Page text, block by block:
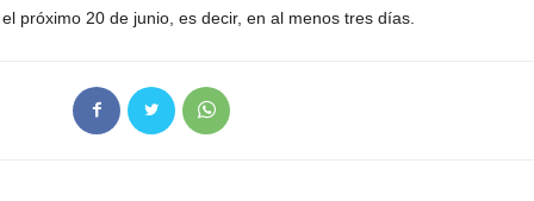
próximo 20 de junio, es decir, en al menos tres días.